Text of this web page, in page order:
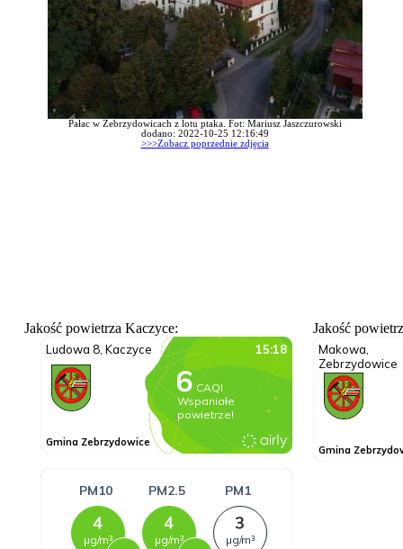
Pałac w Zebrzydowicach z lotu ptaka. Fot: Mariusz Jaszczurowski
dodano: 2022-10-25 12:16:49
>>>Zobacz poprzednie zdjęcia
Jakość powietrza Kaczyce: Jakość